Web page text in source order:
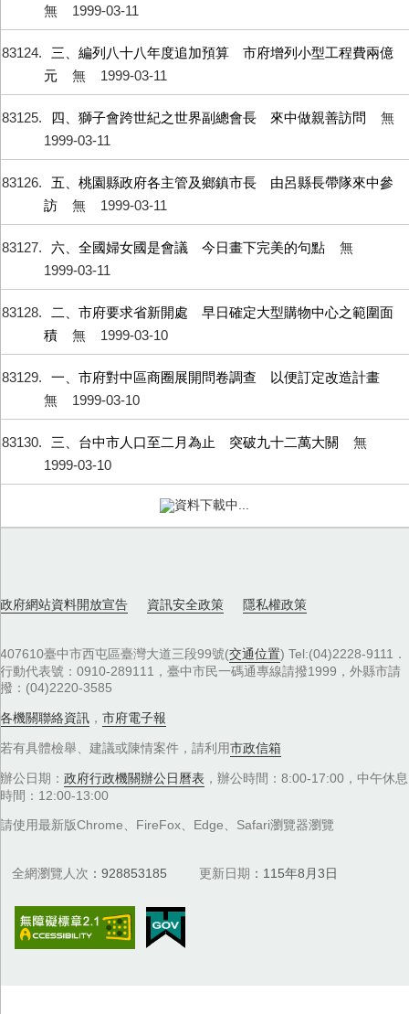
無
1999-03-11
83124
三、編列八十八年度追加預算 市府增列小型工程費兩億
元
無 1999-03-11
83125 四、獅子會跨世紀之世界副總會長 來中做親善訪問
無
1999-03-11
83126
五、桃園縣政府各主管及鄉鎮市長 由呂縣長帶隊來中參
訪
無 1999-03-11
83127 六、全國婦女國是會議 今日畫下完美的句點
無
1999-03-11
83128
二、市府要求省新開處 早日確定大型購物中心之範圍面
積
無 1999-03-10
83129
一、市府對中區商圈展開問卷調查 以便訂定改造計畫
無
1999-03-10
83130 三、台中市人口至二月為止 突破九十二萬大關
無
1999-03-10
資料下載中...
政府網站資料開放宣告 資訊安全政策 隱私權政策
407610臺中市西屯區臺灣大道三段99號(交通位置) Tel:(04)2228-9111．
行動代表號：0910-289111，臺中市民一碼通專線請撥1999，外縣市請
撥：(04)2220-3585
各機關聯絡資訊 ， 市府電子報
若有具體檢舉、建議或陳情案件，請利用市政信箱
辦公日期： 政府行政機關辦公日曆表 ，辦公時間：8:00-17:00，中午休息
時間：12:00-13:00
請使用最新版Chrome、FireFox、Edge、Safari瀏覽器瀏覽
全網瀏覽人次 928853185 更新日期 115年8月3日